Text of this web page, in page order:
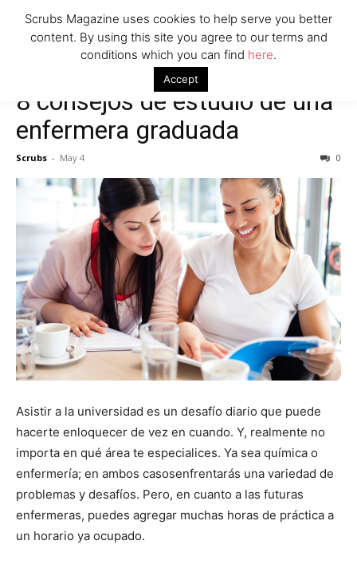
8 consejos de estudio de una
enfermera graduada
Scrubs - May 4 0
Asistir a la universidad es un desafío diario que puede
hacerte enloquecer de vez en cuando. Y, realmente no
importa en qué área te especialices. Ya sea química o
enfermería; en ambos casosenfrentarás una variedad de
problemas y desafíos. Pero, en cuanto a las futuras
enfermeras, puedes agregar muchas horas de práctica a
un horario ya ocupado.
Scrubs Magazine uses cookies to help serve you better
content. By using this site you agree to our terms and
conditions which you can find here.
Accept